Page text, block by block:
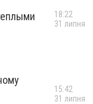
18:22
31 липня
15:42
31 липня